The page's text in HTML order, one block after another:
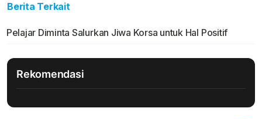
Berita Terkait
Pelajar Diminta Salurkan Jiwa Korsa untuk Hal Positif
Rekomendasi